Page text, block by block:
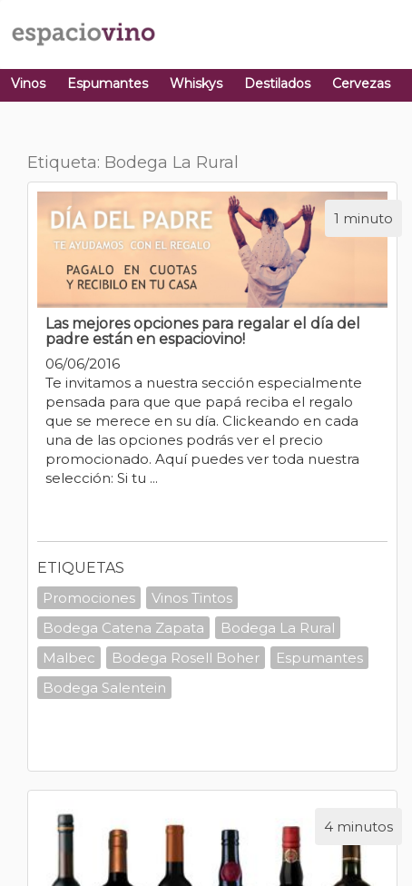
Vinos Espumantes Whiskys Destilados Cervezas
Etiqueta: Bodega La Rural
1 minuto
Las mejores opciones para regalar el día del
padre están en espaciovino!
06/06/2016
Te invitamos a nuestra sección especialmente
pensada para que que papá reciba el regalo
que se merece en su día. Clickeando en cada
una de las opciones podrás ver el precio
promocionado. Aquí puedes ver toda nuestra
selección: Si tu ...
ETIQUETAS
Promociones
Vinos Tintos
Bodega Catena Zapata
Bodega La Rural
Malbec
Bodega Rosell Boher
Espumantes
Bodega Salentein
4 minutos